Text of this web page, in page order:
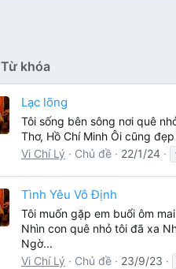
Từ khóa
Lạc lõng
Tôi sống bên sông nơi quê
Thơ, Hồ Chí Minh Ôi cũng
Vi Chí Lý
Chủ đề 22/1/24
Tình Yêu Vô Định
Tôi muốn gặp em buổi ôm
Nhìn con quê nhỏ tôi đã xa
Ngờ...
Vi Chí Lý
Chủ đề 23/9/23